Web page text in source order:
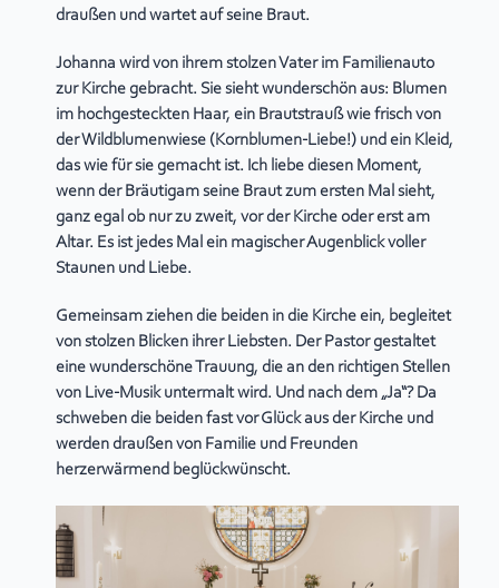
draußen und wartet auf seine Braut.
Johanna wird von ihrem stolzen Vater im Familienauto
zur Kirche gebracht. Sie sieht wunderschön aus: Blumen
im hochgesteckten Haar, ein Brautstrauß wie frisch von
der Wildblumenwiese (Kornblumen-Liebe!) und ein Kleid,
das wie für sie gemacht ist. Ich liebe diesen Moment,
wenn der Bräutigam seine Braut zum ersten Mal sieht,
ganz egal ob nur zu zweit, vor der Kirche oder erst am
Altar. Es ist jedes Mal ein magischer Augenblick voller
Staunen und Liebe.
Gemeinsam ziehen die beiden in die Kirche ein, begleitet
von stolzen Blicken ihrer Liebsten. Der Pastor gestaltet
eine wunderschöne Trauung, die an den richtigen Stellen
von Live-Musik untermalt wird. Und nach dem „Ja“? Da
schweben die beiden fast vor Glück aus der Kirche und
werden draußen von Familie und Freunden
herzerwärmend beglückwünscht.